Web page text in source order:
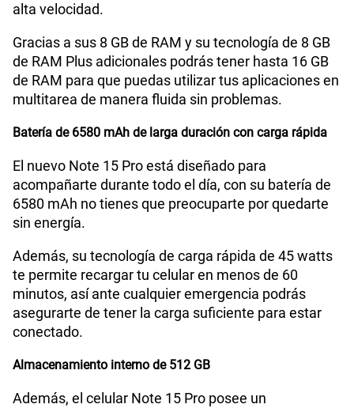
alta velocidad.
Gracias a sus 8 GB de RAM y su tecnología de 8 GB
de RAM Plus adicionales podrás tener hasta 16 GB
de RAM para que puedas utilizar tus aplicaciones en
multitarea de manera fluida sin problemas.
Batería de 6580 mAh de larga duración con carga rápida
El nuevo Note 15 Pro está diseñado para
acompañarte durante todo el día, con su batería de
6580 mAh no tienes que preocuparte por quedarte
sin energía.
Además, su tecnología de carga rápida de 45 watts
te permite recargar tu celular en menos de 60
minutos, así ante cualquier emergencia podrás
asegurarte de tener la carga suficiente para estar
conectado.
Almacenamiento interno de 512 GB
Además, el celular Note 15 Pro posee un